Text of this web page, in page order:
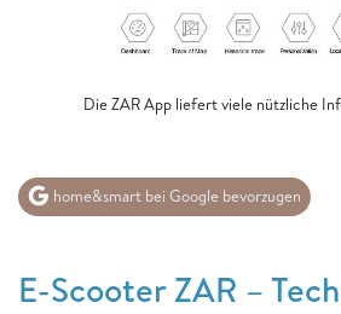
Die ZAR App liefert viele nützliche
home&smart bei Google bevorzugen
E-Scooter ZAR –